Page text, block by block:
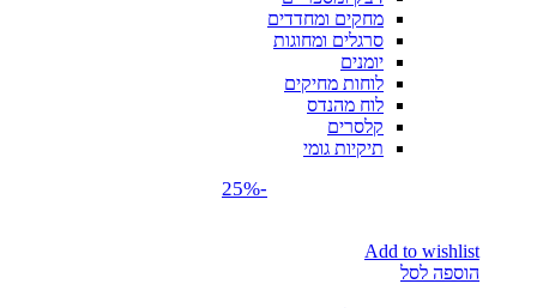
מחקים ומחדדים
סרגלים ומחוגות
יומנים
לוחות מחיקים
לוח מהנדס
קלסרים
תיקיות גומי
-25%
Add to wishlist
הוספה לסל